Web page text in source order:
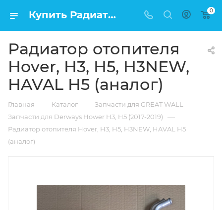
Купить Радиатор отопителя Hover, H3, H5, H3NEW, HAVAL H5 (аналог) в Москве по низкой цене 0
Радиатор отопителя
Hover, H3, H5, H3NEW,
HAVAL H5 (аналог)
Главная — Каталог — Запчасти для GREAT WALL —
Запчасти для Derways Hower H3, H5 (2017-2019) —
Радиатор отопителя Hover, H3, H5, H3NEW, HAVAL H5
(аналог)